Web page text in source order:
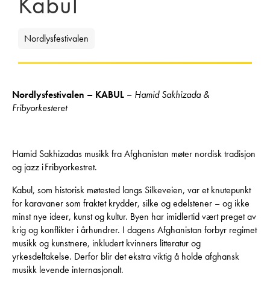
Nordlysfestivalen
Nordlysfestivalen – KABUL – Hamid Sakhizada &
Fribyorkesteret
Hamid Sakhizadas musikk fra Afghanistan møter nordisk tradisjon
og jazz i Fribyorkestret.
Kabul, som historisk møtested langs Silkeveien, var et knutepunkt
for karavaner som fraktet krydder, silke og edelstener – og ikke
minst nye ideer, kunst og kultur. Byen har imidlertid vært preget av
krig og konflikter i århundrer. I dagens Afghanistan forbyr regimet
musikk og kunstnere, inkludert kvinners litteratur og
yrkesdeltakelse. Derfor blir det ekstra viktig å holde afghansk
musikk levende internasjonalt.